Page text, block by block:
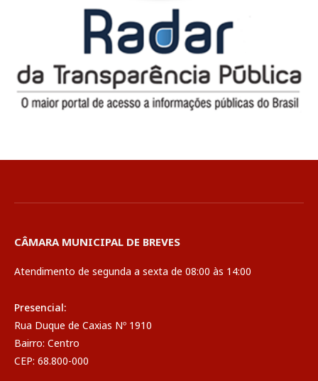
CÂMARA MUNICIPAL DE BREVES
Atendimento de segunda a sexta de 08:00 às 14:00
Presencial:
Rua Duque de Caxias Nº 1910
Bairro: Centro
CEP: 68.800-000